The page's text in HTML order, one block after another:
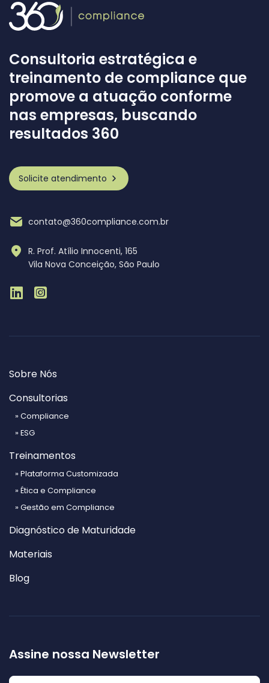
Sobre Nós
Consultorias
» Compliance
» ESG
Treinamentos
» Plataforma Customizada
» Ética e Compliance
» Gestão em Compliance
Diagnóstico de Maturidade
Materiais
Blog
Consultoria estratégica e
treinamento de compliance que
promove a atuação conforme
nas empresas, buscando
resultados 360
Solicite atendimento
contato@360compliance.com.br
R. Prof. Atílio Innocenti, 165
Vila Nova Conceição, São Paulo
Assine nossa Newsletter